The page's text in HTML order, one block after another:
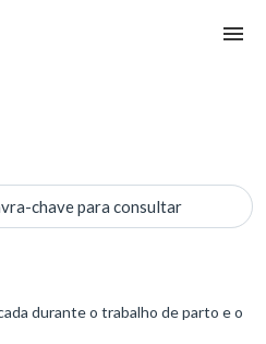
chave para consultar
durante o trabalho de parto e o